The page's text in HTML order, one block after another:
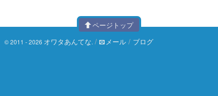
ページトップ
© 2011 - 2026 オワタあんてな. / メール / ブログ